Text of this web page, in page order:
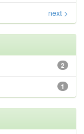
next >
2
1